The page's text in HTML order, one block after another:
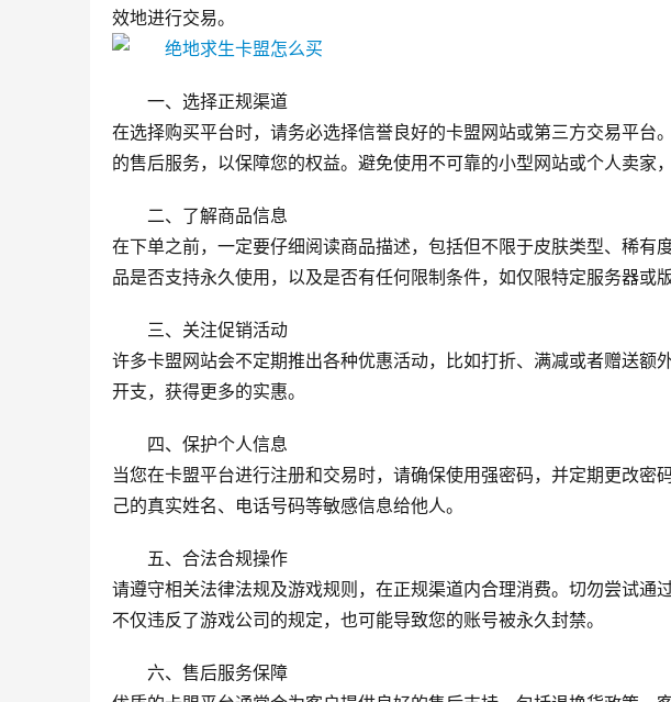
效地进行交易。
一、选择正规渠道
在选择购买平台时，请务必选择信誉良好的卡盟网站或第三方交易平台
的售后服务，以保障您的权益。避免使用不可靠的小型网站或个人卖家
二、了解商品信息
在下单之前，一定要仔细阅读商品描述，包括但不限于皮肤类型、稀有
品是否支持永久使用，以及是否有任何限制条件，如仅限特定服务器或版
三、关注促销活动
许多卡盟网站会不定期推出各种优惠活动，比如打折、满减或者赠送额
开支，获得更多的实惠。
四、保护个人信息
当您在卡盟平台进行注册和交易时，请确保使用强密码，并定期更改密
己的真实姓名、电话号码等敏感信息给他人。
五、合法合规操作
请遵守相关法律法规及游戏规则，在正规渠道内合理消费。切勿尝试通
不仅违反了游戏公司的规定，也可能导致您的账号被永久封禁。
六、售后服务保障